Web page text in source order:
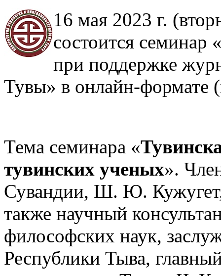
16 мая 2023 г.
состоится семинар
при поддержке
Тувы» в онлайн-формате
Тема семинара «
тувинских ученых».
Сувандии, Ш. Ю.
также научный
философских наук,
Республики Тыва,